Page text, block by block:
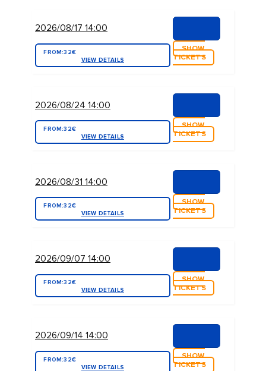
2026/08/17 14:00
FROM:32€
VIEW DETAILS
SHOW
TICKETS
2026/08/24 14:00
FROM:32€
VIEW DETAILS
SHOW
TICKETS
2026/08/31 14:00
FROM:32€
VIEW DETAILS
SHOW
TICKETS
2026/09/07 14:00
FROM:32€
VIEW DETAILS
SHOW
TICKETS
2026/09/14 14:00
FROM:32€
VIEW DETAILS
SHOW
TICKETS